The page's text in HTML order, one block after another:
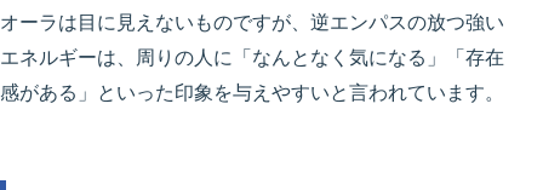
オーラは目に見えないものですが、逆エンパスの放つ強い
エネルギーは、周りの人に「なんとなく気になる」「存在
感がある」といった印象を与えやすいと言われています。